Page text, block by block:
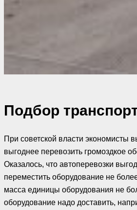
Подбор
При советской власти экономисты
выгоднее перевозить громоздкое
Оказалось, что автоперевозки
переместить оборудование не
масса единицы оборудования не
оборудование надо доставить,